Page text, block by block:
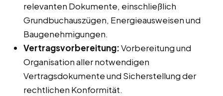
relevanten Dokumente, einschließlich
Grundbuchauszügen, Energieausweisen und
Baugenehmigungen.
Vertragsvorbereitung:Vorbereitung und
Organisation aller notwendigen
Vertragsdokumente und Sicherstellung der
rechtlichen Konformität.